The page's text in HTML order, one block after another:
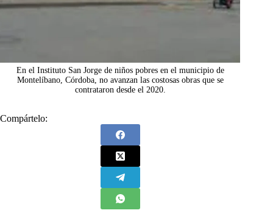
En el Instituto San Jorge de niños pobres en el municipio de
Montelíbano, Córdoba, no avanzan las costosas obras que se
contrataron desde el 2020.
Compártelo: